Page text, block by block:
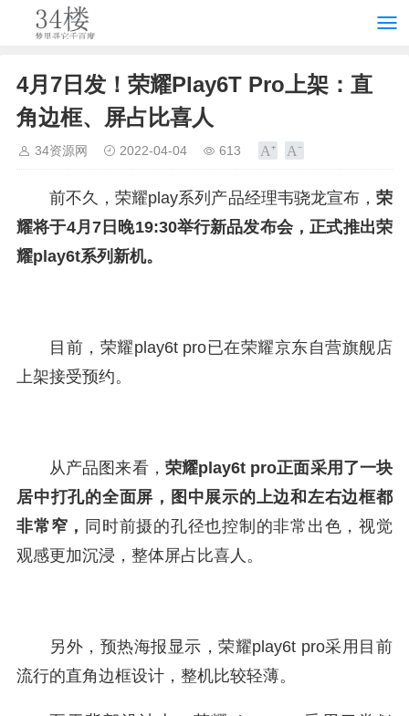
4月7日发！荣耀Play6T Pro上架：直
角边框、屏占比喜人
34资源网 2022-04-04 613
前不久，荣耀play系列产品经理韦骁龙宣布， 荣
耀将于4月7日晚19:30举行新品发布会，正式推出荣
耀play6t系列新机。
目前，荣耀play6t pro已在荣耀京东自营旗舰店
上架接受预约。
从产品图来看， 荣耀play6t pro正面采用了一块
居中打孔的全面屏，图中展示的上边和左右边框都
非常窄， 同时前摄的孔径也控制的非常出色，视觉
观感更加沉浸，整体屏占比喜人。
另外，预热海报显示，荣耀play6t pro采用目前
流行的直角边框设计，整机比较轻薄。